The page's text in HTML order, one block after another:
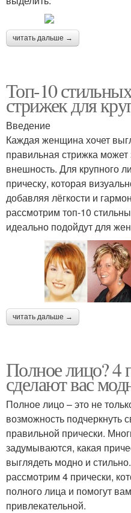
читать дальше →
Топ-10
стрижек для
Введение
Каждая женщина хочет
правильная стрижка
внешность. Для крупного
прическу, которая
добавляя лёгкости и
рассмотрим топ-10
идеально подойдут для
читать дальше →
Полное лицо? 4
сделают вас
Полное лицо – это не
возможность подчеркнуть
правильной прически.
задумываются, какая
выглядеть модно и
рассмотрим 4 прически,
полного лица и помогут
привлекательной.